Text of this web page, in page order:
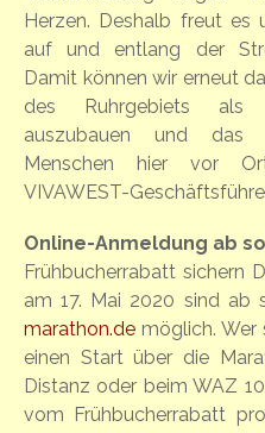
Herzen. Deshalb freut es
auf und entlang der
Damit können wir erneut
des Ruhrgebiets als
auszubauen und das
Menschen hier vor
VIVAWEST-
Online-Anmeldung ab
Frühbucherrabatt sichern
am 17. Mai 2020 sind ab
marathon.de möglich. Wer
einen Start über die
Distanz oder beim WAZ
vom Frühbucherrabatt